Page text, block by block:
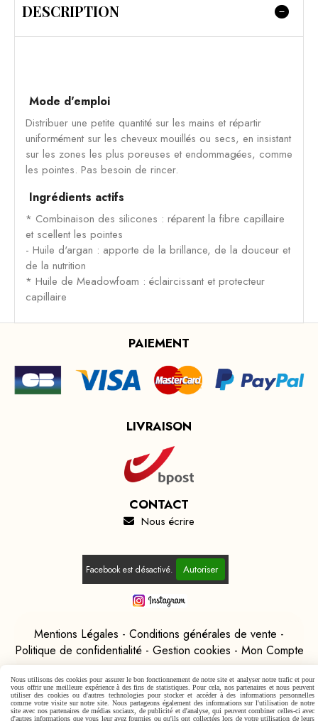
DESCRIPTION
Mode d'emploi
Distribuer une petite quantité sur les mains et répartir
uniformément sur les cheveux mouillés ou secs, en insistant
sur les zones les plus poreuses et endommagées, comme
les pointes. Pas besoin de rincer.
Ingrédients actifs
* Combinaison des silicones : réparent la fibre capillaire
et scellent les pointes
- Huile d'argan : apporte de la brillance, de la douceur et
de la nutrition
* Huile de Meadowfoam : éclaircissant et protecteur
capillaire
PAIEMENT
LIVRAISON
CONTACT
 Nous écrire
Facebook est désactivé. Autoriser
Mentions Légales
Conditions générales de vente
Politique de confidentialité
Gestion cookies Mon Compte
Nous utilisons des cookies pour assurer le bon fonctionnement de notre site et analyser notre trafic et pour
vous offrir une meilleure expérience à des fins de statistiques. Pour cela, nos partenaires et nous peuvent
utiliser des cookies ou d'autres technologies pour stocker et accéder à des informations personnelles
comme votre visite sur notre site. Nous partageons également des informations sur l'utilisation de notre
site avec nos partenaires de médias sociaux, de publicité et d'analyse, qui peuvent combiner celles-ci avec
d'autres informations que vous leur avez fournies ou qu'ils ont collectées lors de votre utilisation de leurs